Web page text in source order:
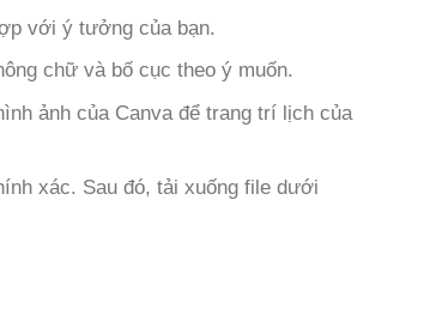
với ý tưởng của bạn.
chữ và bố cục theo ý muốn.
ảnh của Canva để trang trí lịch của
xác. Sau đó, tải xuống file dưới